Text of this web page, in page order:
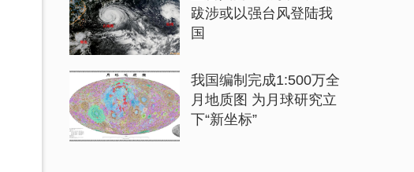
跋涉或以强台风登陆我
国
我国编制完成1:500万全
月地质图 为月球研究立
下“新坐标”